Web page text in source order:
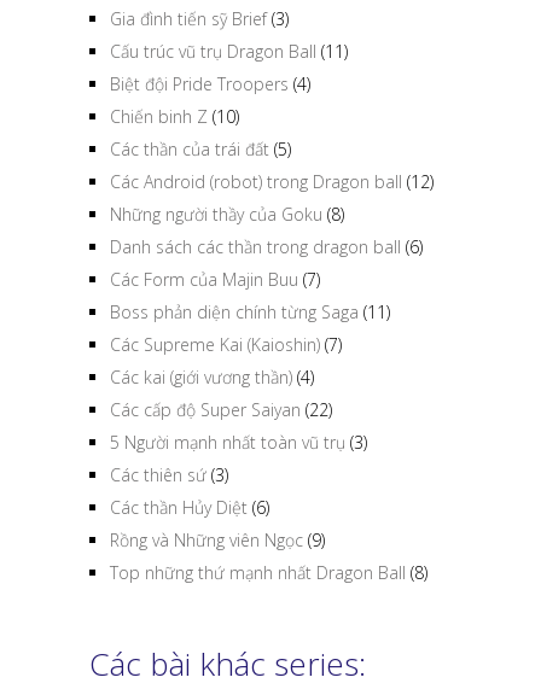
Gia đình tiến sỹ Brief(3)
Cấu trúc vũ trụ Dragon Ball (11)
Biệt đội Pride Troopers (4)
Chiến binh Z (10)
Các thần của trái đất (5)
Các Android (robot) trong Dragon ball (12)
Những người thầy của Goku (8)
Danh sách các thần trong dragon ball (6)
Các Form của Majin Buu (7)
Boss phản diện chính từng Saga (11)
Các Supreme Kai (Kaioshin) (7)
Các kai (giới vương thần) (4)
Các cấp độ Super Saiyan (22)
5 Người mạnh nhất toàn vũ trụ (3)
Các thiên sứ (3)
Các thần Hủy Diệt (6)
Rồng và Những viên Ngọc (9)
Top những thứ mạnh nhất Dragon Ball (8)
Các bài khác series: